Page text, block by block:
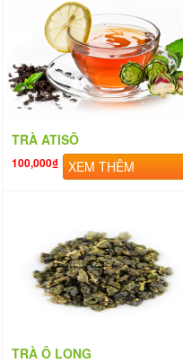
TRÀ ATISÔ
100,000₫ XEM THÊM
TRÀ Ô LONG